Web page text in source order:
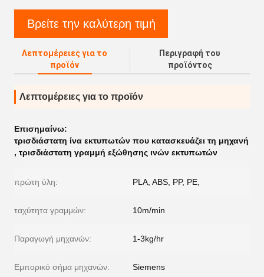
Βρείτε την καλύτερη τιμή
Λεπτομέρειες για το
προϊόν
Περιγραφή του
προϊόντος
Λεπτομέρειες για το προϊόν
Επισημαίνω:
τρισδιάστατη ίνα εκτυπωτών που κατασκευάζει τη μηχανή
, τρισδιάστατη γραμμή εξώθησης ινών εκτυπωτών
πρώτη ύλη: PLA, ABS, PP, PE,
ταχύτητα γραμμών: 10m/min
Παραγωγή μηχανών: 1-3kg/hr
Εμπορικό σήμα μηχανών: Siemens